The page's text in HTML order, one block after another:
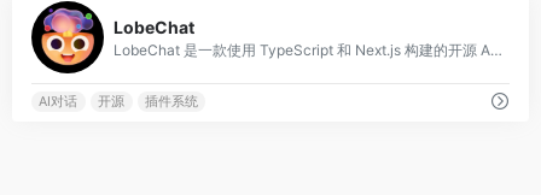
LobeChat
LobeChat 是一款使用 TypeScript 和 Next.js 构建的开源 AI 对话框架，支持多种大语言模型提供商（OpenAI、Anthropic、
AI对话 开源 插件系统